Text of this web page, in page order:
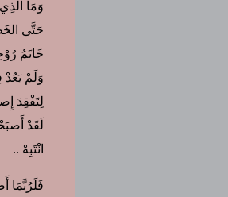
وَمَا
حَتَّى
خَاتَمُ
وَلَمْ
لِتَفْقِدَ
لَقَدْ
انْتَبِهْ ..
فَلَرُبَّمَا